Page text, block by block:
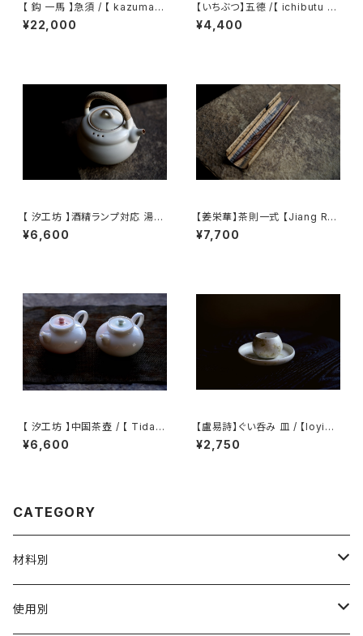
【 鈎 一馬 】急須 / 【 kazuma
magari 】teapot
¥22,000
【いちぶつ】五德 /【 ichibutu 】T
rivet
¥4,400
【 汐工坊 】酒精ランプ対応 湯沸
かしケトル / 【 Tidal Atelier 】
Handled teapot
¥6,600
【姜栄華】茶則一式 【Jiang Ro
nghua】A complete tea tray
set
¥7,700
【 汐工坊 】中国茶壺 / 【 Tidal
Atelier 】Chinese teapot
¥6,600
【盧易詩】ぐい呑み 皿 / 【loyiks
¥2,750
CATEGORY
材料別
陶磁器
使用別